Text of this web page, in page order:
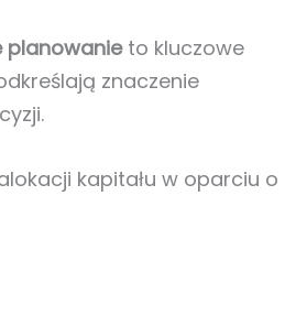
planowanieto kluczowe
znaczenie
kapitału w oparciu o